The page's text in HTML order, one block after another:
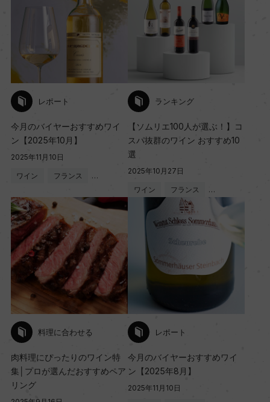
レポート
今月のバイヤーおすすめワイ
ン【2025年10月】
2025年11月10日
ワイン フランス …
ランキング
【ソムリエ100人が選ぶ！】コ
スパ抜群のワイン おすすめ10
選
2025年10月27日
ワイン フランス …
料理に合わせる
肉料理にぴったりのワイン特
集│プロが選んだおすすめペア
リング
レポート
今月のバイヤーおすすめワイ
ン【2025年8月】
2025年11月10日